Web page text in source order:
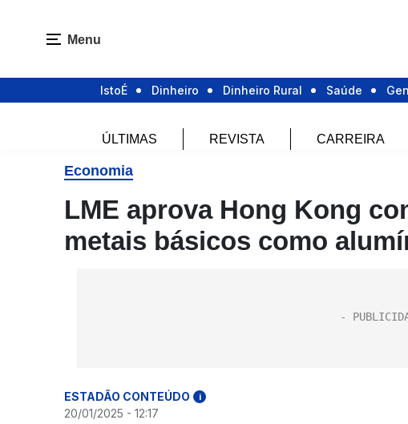
Menu
IstoÉ Dinheiro Dinheiro Rural Saúde
ÚLTIMAS REVISTA CARREIRA
Economia
LME aprova Hong Kong
metais básicos como
ESTADÃO CONTEÚDO i
20/01/2025 - 12:17